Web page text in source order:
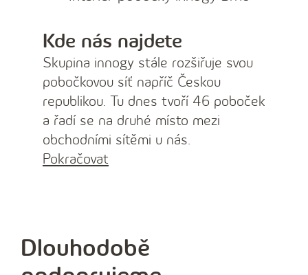
Kde nás najdete
Skupina innogy stále rozšiřuje svou
pobočkovou síť napříč Českou
republikou. Tu dnes tvoří 46 poboček
a řadí se na druhé místo mezi
obchodními sítěmi u nás.
Pokračovat
Dlouhodobě